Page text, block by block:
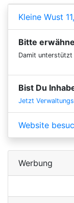
Kleine Wust
Bitte
Damit unterstützt
Bist Du
Jetzt
Website
Werbung